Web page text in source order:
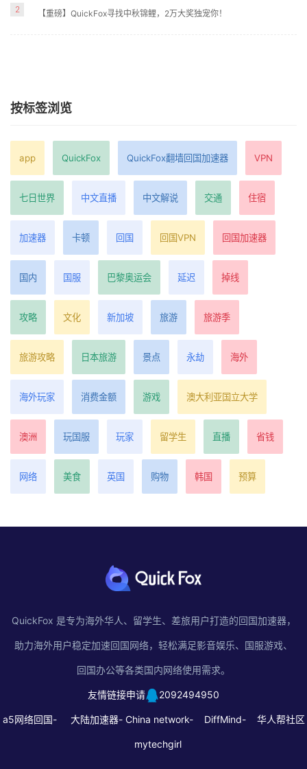
2 【重磅】QuickFox寻找中秋锦鲤，2万大奖独宠你！
按标签浏览
app QuickFox QuickFox翻墙回国加速器 VPN
七日世界 中文直播 中文解说 交通 住宿
加速器 卡顿 回国 回国VPN 回国加速器
国内 国服 巴黎奥运会 延迟 掉线
攻略 文化 新加坡 旅游 旅游季
旅游攻略 日本旅游 景点 永劫 海外
海外玩家 消费金额 游戏 澳大利亚国立大学
澳洲 玩国服 玩家 留学生 直播 省钱
网络 美食 英国 购物 韩国 预算
QuickFox 是专为海外华人、留学生、差旅用户打造的回国加速器，
助力海外用户稳定加速回国网络，轻松满足影音娱乐、国服游戏、
回国办公等各类国内网络使用需求。
友情链接申请 2092494950
a5网络回国- 大陆加速器- China network- DiffMind- 华人帮社区
mytechgirl